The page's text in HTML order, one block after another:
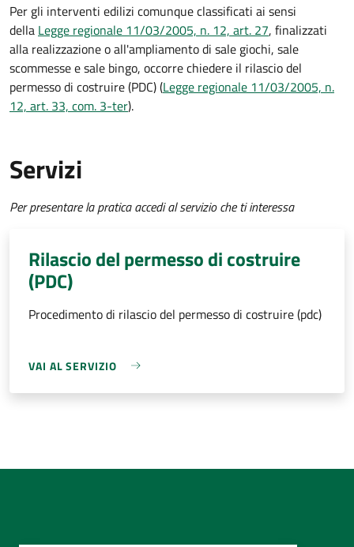
Per gli interventi edilizi comunque classificati ai sensi
della Legge regionale 11/03/2005, n. 12, art. 27, finalizzati
alla realizzazione o all'ampliamento di sale giochi, sale
scommesse e sale bingo, occorre chiedere il rilascio del
permesso di costruire (PDC) (Legge regionale 11/03/2005, n.
12, art. 33, com. 3-ter).
Servizi
Per presentare la pratica accedi al servizio che ti interessa
Rilascio del permesso di costruire
(PDC)
Procedimento di rilascio del permesso di costruire (pdc)
VAI AL SERVIZIO